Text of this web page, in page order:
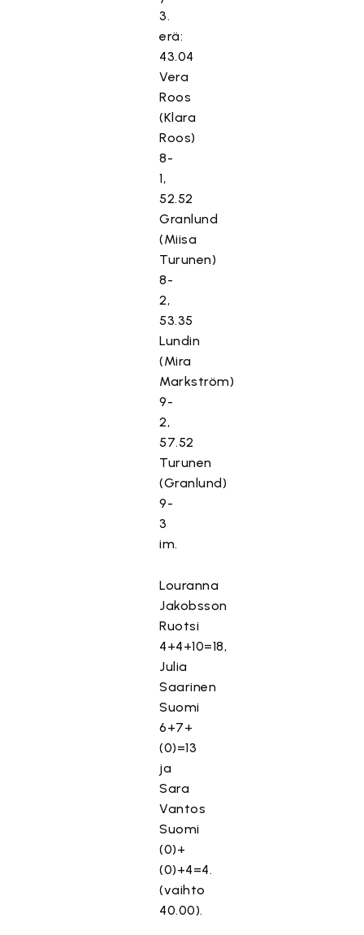
3.
erä:
43.04
Vera
Roos
(Klara
Roos)
8-
1,
52.52
Granlund
(Miisa
Turunen)
8-
2,
53.35
Lundin
(Mira
Markström)
9-
2,
57.52
Turunen
(Granlund)
9-
3
im.
Louranna
Jakobsson
Ruotsi
4+4+10=18,
Julia
Saarinen
Suomi
6+7+
(0)=13
ja
Sara
Vantos
Suomi
(0)+
(0)+4=4.
(vaihto
40.00).